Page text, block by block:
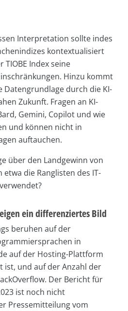
Interpretation sollte indes
kontextualisiert
Index seine
Hinzu kommt
Datengrundlage durch die KI-
Zukunft. Fragen an KI-
Gemini, Copilot und wie
und können nicht in
auftauchen.
über den Landgewinn von
etwa die Ranglisten des IT-
ein differenziertes Bild
beruhen auf der
in
auf der Hosting-Plattform
ist, und auf der Anzahl der
Der Bericht für
ist noch nicht
Pressemitteilung vom